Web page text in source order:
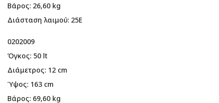
Βάρος: 26,60 kg
Διάσταση λαιμού: 25Ε
0202009
Όγκος: 50 lt
Διάμετρος: 12 cm
Ύψος: 163 cm
Βάρος: 69,60 kg